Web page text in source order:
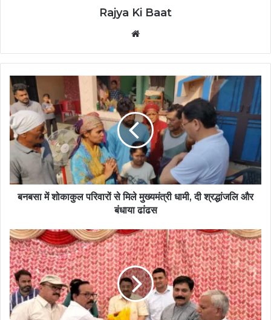
Rajya Ki Baat
बनबसा में शोकाकुल परिवारों से मिले मुख्यमंत्री धामी, दी श्रद्धांजलि और
बंधाया ढांढस